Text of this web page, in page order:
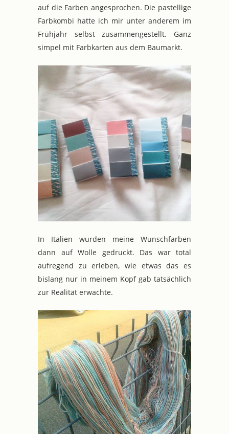
auf die Farben angesprochen. Die pastellige
Farbkombi hatte ich mir unter anderem im
Frühjahr selbst zusammengestellt. Ganz
simpel mit Farbkarten aus dem Baumarkt.
In Italien wurden meine Wunschfarben
dann auf Wolle gedruckt. Das war total
aufregend zu erleben, wie etwas das es
bislang nur in meinem Kopf gab tatsächlich
zur Realität erwachte.